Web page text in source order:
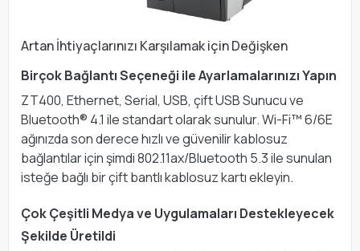
Artan İhtiyaçlarınızı Karşılamak için Değişken
Birçok Bağlantı Seçeneği ile Ayarlamalarınızı Yapın
ZT400, Ethernet, Serial, USB, çift USB Sunucu ve
Bluetooth® 4.1 ile standart olarak sunulur. Wi-Fi™ 6/6E
ağınızda son derece hızlı ve güvenilir kablosuz
bağlantılar için şimdi 802.11ax/Bluetooth 5.3 ile sunulan
isteğe bağlı bir çift bantlı kablosuz kartı ekleyin.
Çok Çeşitli Medya ve Uygulamaları Destekleyecek
Şekilde Üretildi